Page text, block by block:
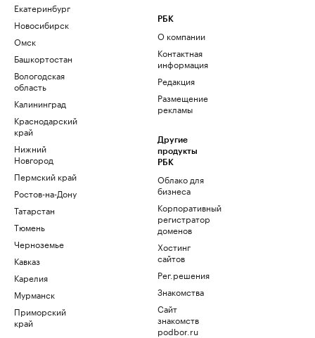
Екатеринбург
Новосибирск
Омск
Башкортостан
Вологодская
область
Калининград
Краснодарский
край
Нижний
Новгород
Пермский край
Ростов-на-Дону
Татарстан
Тюмень
Черноземье
Кавказ
Карелия
Мурманск
Приморский
край
РБК
О компании
Контактная
информация
Редакция
Размещение
рекламы
Другие
продукты
РБК
Облако для
бизнеса
Корпоративный
регистратор
доменов
Хостинг
сайтов
Рег.решения
Знакомства
Сайт
знакомств
podbor.ru